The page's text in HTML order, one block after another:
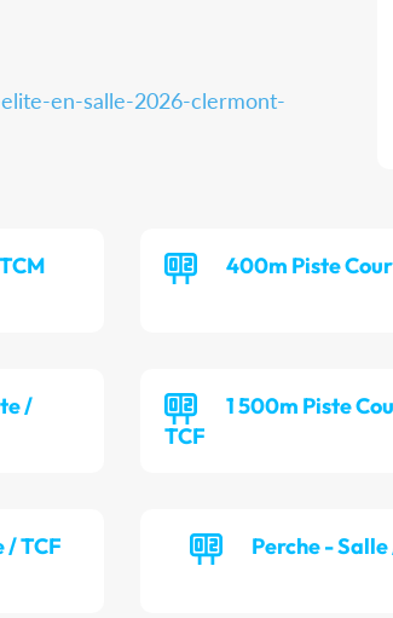
en-salle-2026-clermont-
400m Piste
/
1 500m Piste
TCF
/ TCF Perche - Salle